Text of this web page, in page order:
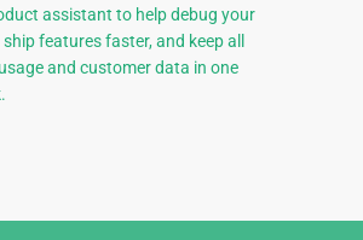
assistant to help debug your
ship features faster, and keep all
and customer data in one